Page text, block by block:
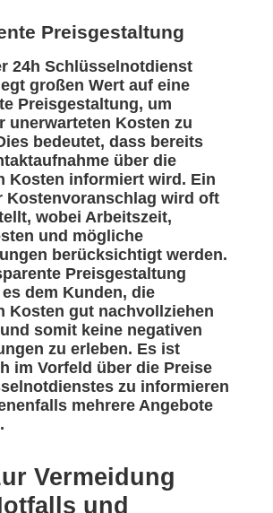
Preisgestaltung
24h Schlüsselnotdienst
großen Wert auf eine
Preisgestaltung, um
unerwarteten Kosten zu
bedeutet, dass bereits
über die
Kosten informiert wird. Ein
Kostenvoranschlag wird oft
wobei Arbeitszeit,
und mögliche
berücksichtigt werden.
Preisgestaltung
dem Kunden, die
Kosten gut nachvollziehen
somit keine negativen
zu erleben. Es ist
im Vorfeld über die Preise
zu informieren
mehrere Angebote
Vermeidung
und